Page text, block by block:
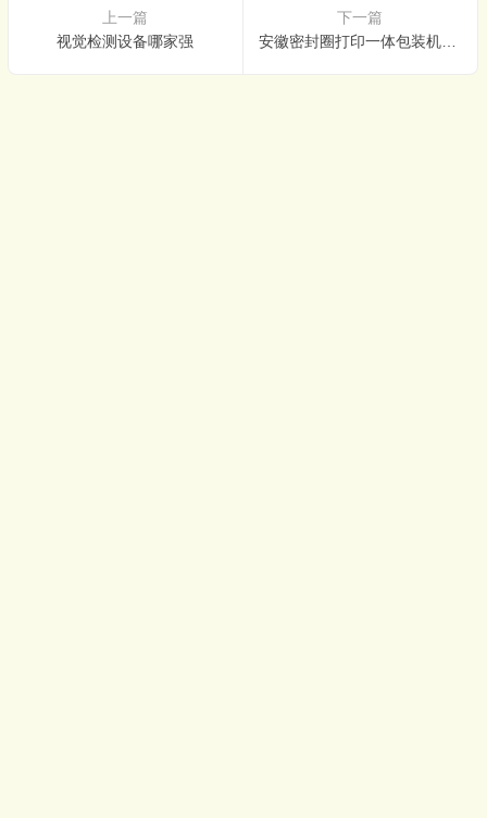
上一篇
视觉检测设备哪家强
下一篇
安徽密封圈打印一体包装机应用